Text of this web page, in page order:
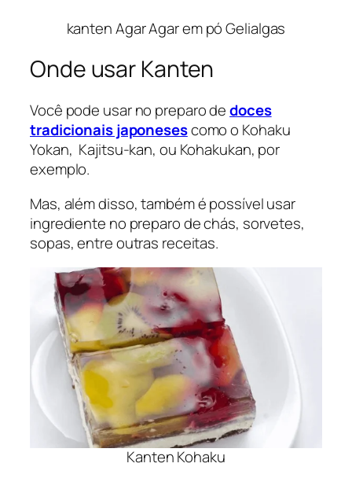
kanten Agar Agar em pó Gelialgas
Onde usar Kanten
Você pode usar no preparo dedoces
tradicionais japonesescomo o Kohaku
Yokan, Kajitsu-kan, ou Kohakukan, por
exemplo.
Mas, além disso, também é possível usar
ingrediente no preparo de chás, sorvetes,
sopas, entre outras receitas.
Kanten Kohaku